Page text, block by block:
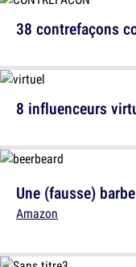
8 influenceurs
38 contrefaçons
Une (fausse)
Amazon